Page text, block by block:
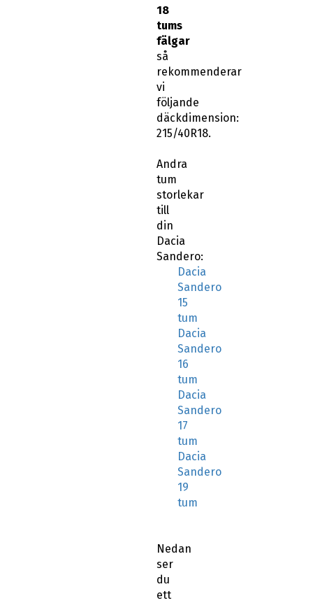
18
tums
fälgar
så
rekommenderar
vi
följande
däckdimension:
215/40R18.
Andra
tum
storlekar
till
din
Dacia
Sandero:
Dacia
Sandero
15
tum
Dacia
Sandero
16
tum
Dacia
Sandero
17
tum
Dacia
Sandero
19
tum
Nedan
ser
du
ett